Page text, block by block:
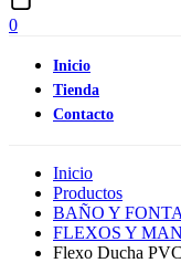
0
Inicio
Tienda
Contacto
Inicio
Productos
BAÑO Y
FLEXOS Y
Flexo Ducha